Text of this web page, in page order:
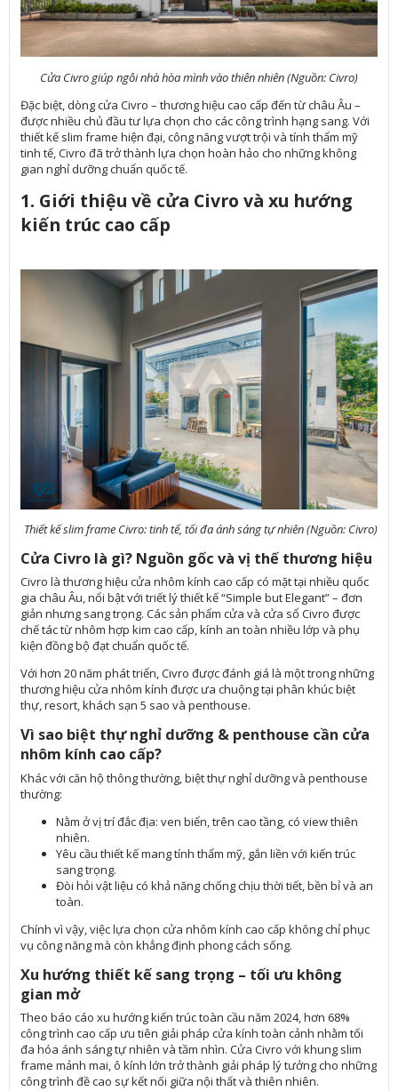
Cửa Civro giúp ngôi nhà hòa mình vào thiên nhiên (Nguồn: Civro)
Đặc biệt, dòng cửa Civro – thương hiệu cao cấp đến từ châu Âu –
được nhiều chủ đầu tư lựa chọn cho các công trình hạng sang. Với
thiết kế slim frame hiện đại, công năng vượt trội và tính thẩm mỹ
tinh tế, Civro đã trở thành lựa chọn hoàn hảo cho những không
gian nghỉ dưỡng chuẩn quốc tế.
1. Giới thiệu về cửa Civro và xu hướng
kiến trúc cao cấp
Thiết kế slim frame Civro: tinh tế, tối đa ánh sáng tự nhiên (Nguồn: Civro)
Cửa Civro là gì? Nguồn gốc và vị thế thương hiệu
Civro là thương hiệu cửa nhôm kính cao cấp có mặt tại nhiều quốc
gia châu Âu, nổi bật với triết lý thiết kế “Simple but Elegant” – đơn
giản nhưng sang trọng. Các sản phẩm cửa và cửa sổ Civro được
chế tác từ nhôm hợp kim cao cấp, kính an toàn nhiều lớp và phụ
kiện đồng bộ đạt chuẩn quốc tế.
Với hơn 20 năm phát triển, Civro được đánh giá là một trong những
thương hiệu cửa nhôm kính được ưa chuộng tại phân khúc biệt
thự, resort, khách sạn 5 sao và penthouse.
Vì sao biệt thự nghỉ dưỡng & penthouse cần cửa
nhôm kính cao cấp?
Khác với căn hộ thông thường, biệt thự nghỉ dưỡng và penthouse
thường:
Nằm ở vị trí đắc địa: ven biển, trên cao tầng, có view thiên
nhiên.
Yêu cầu thiết kế mang tính thẩm mỹ, gắn liền với kiến trúc
sang trọng.
Đòi hỏi vật liệu có khả năng chống chịu thời tiết, bền bỉ và an
toàn.
Chính vì vậy, việc lựa chọn cửa nhôm kính cao cấp không chỉ phục
vụ công năng mà còn khẳng định phong cách sống.
Xu hướng thiết kế sang trọng – tối ưu không
gian mở
Theo báo cáo xu hướng kiến trúc toàn cầu năm 2024, hơn 68%
công trình cao cấp ưu tiên giải pháp cửa kính toàn cảnh nhằm tối
đa hóa ánh sáng tự nhiên và tầm nhìn. Cửa Civro với khung slim
frame mảnh mai, ô kính lớn trở thành giải pháp lý tưởng cho những
công trình đề cao sự kết nối giữa nội thất và thiên nhiên.